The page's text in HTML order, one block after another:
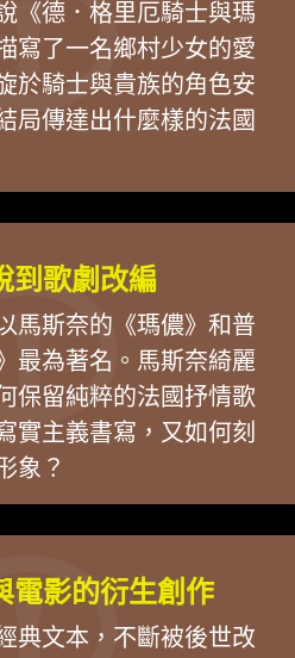
《德．格里厄騎士與瑪
寫了一名鄉村少女的愛
於騎士與貴族的角色安
局傳達出什麼樣的法國
歌劇改編
馬斯奈的《瑪儂》和普
最為著名。馬斯奈綺麗
保留純粹的法國抒情歌
實主義書寫，又如何刻
象？
影的衍生創作
典文本，不斷被後世改